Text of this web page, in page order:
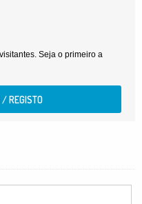
Seja o primeiro a